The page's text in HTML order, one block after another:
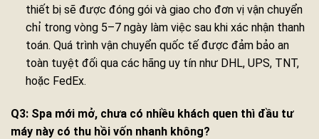
thiết bị sẽ được đóng gói và giao cho đơn vị vận chuyển
chỉ trong vòng 5–7 ngày làm việc sau khi xác nhận thanh
toán. Quá trình vận chuyển quốc tế được đảm bảo an
toàn tuyệt đối qua các hãng uy tín như DHL, UPS, TNT,
hoặc FedEx.
Q3: Spa mới mở, chưa có nhiều khách quen thì đầu tư
máy này có thu hồi vốn nhanh không?